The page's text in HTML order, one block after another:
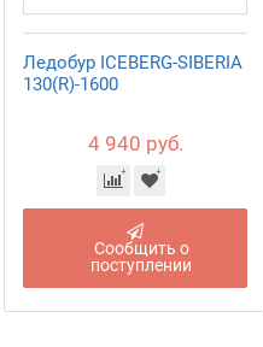
Ледобур ICEBERG-SIBERIA
130(R)-1600
4 940 руб.
Сообщить о
поступлении